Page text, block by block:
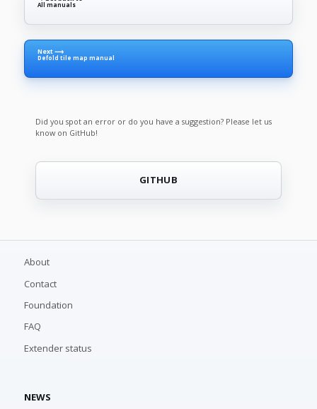
All manuals
Next ⟶
Defold tile map manual
Did you spot an error or do you have a suggestion? Please let us
know on GitHub!
GITHUB
About
Contact
Foundation
FAQ
Extender status
NEWS